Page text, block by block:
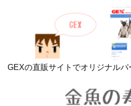
GEXの直販サイトでオリジナル